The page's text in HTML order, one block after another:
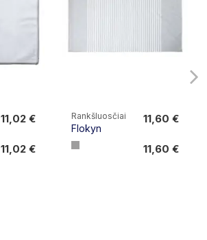
11,02 €
11,02 €
Rankšluosčiai
Flokyn
11,60 €
11,60 €